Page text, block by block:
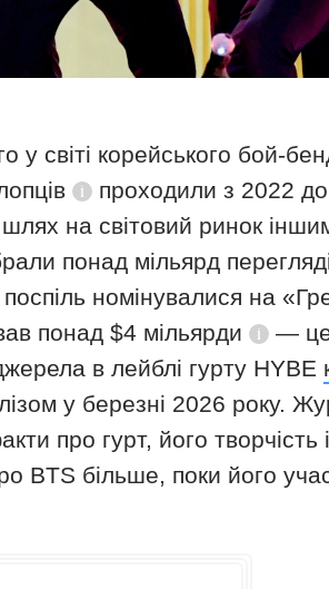
у світі корейського бой-
Довідка
проходили з 2022
шлях на світовий ринок
понад мільярд
номінувалися на
понад $4 мільярди
Довідка
— це
в лейблі гурту HYBE
у березні 2026 року.
про гурт, його творчість
BTS більше, поки його